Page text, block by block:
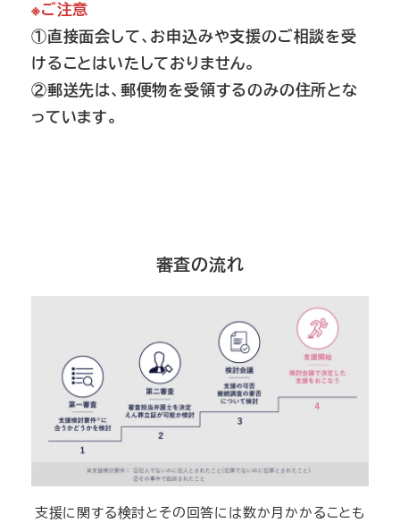
※ご注意
①直接面会して、お申込みや支援のご相談を受
けることはいたしておりません。
②郵送先は、郵便物を受領するのみの住所とな
っています。
審査の流れ
支援に関する検討とその回答には数か月かかることも